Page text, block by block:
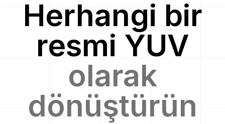
Herhangi bir
resmi YUV
olarak
dönüştürün